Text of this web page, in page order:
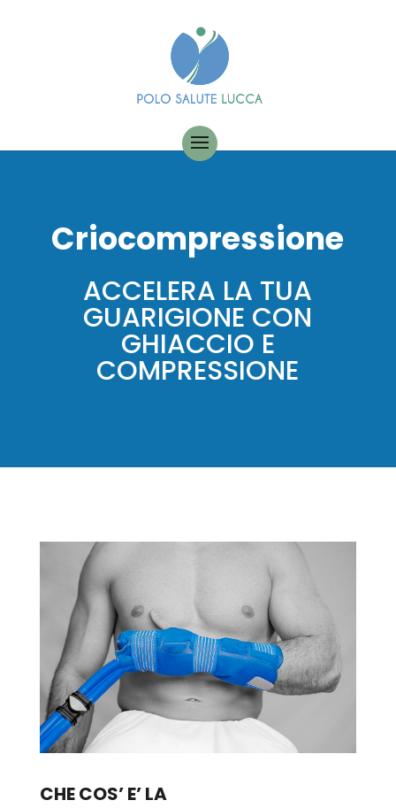
Criocompressione
ACCELERA LA TUA
GUARIGIONE CON
GHIACCIO E
COMPRESSIONE
CHE COS’ E’ LA